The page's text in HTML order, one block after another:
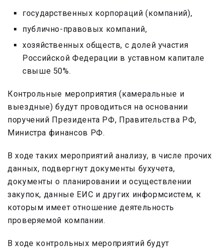
государственных корпораций (компаний),
публично-правовых компаний,
хозяйственных обществ, с долей участия
Российской Федерации в уставном капитале
свыше 50%.
Контрольные мероприятия (камеральные и
выездные) будут проводиться на основании
поручений Президента РФ, Правительства РФ,
Министра финансов РФ.
В ходе таких мероприятий анализу, в числе прочих
данных, подвергнут документы бухучета,
документы о планировании и осуществлении
закупок, данные ЕИС и других информсистем, к
которым имеет отношение деятельность
проверяемой компании.
В ходе контрольных мероприятий будут